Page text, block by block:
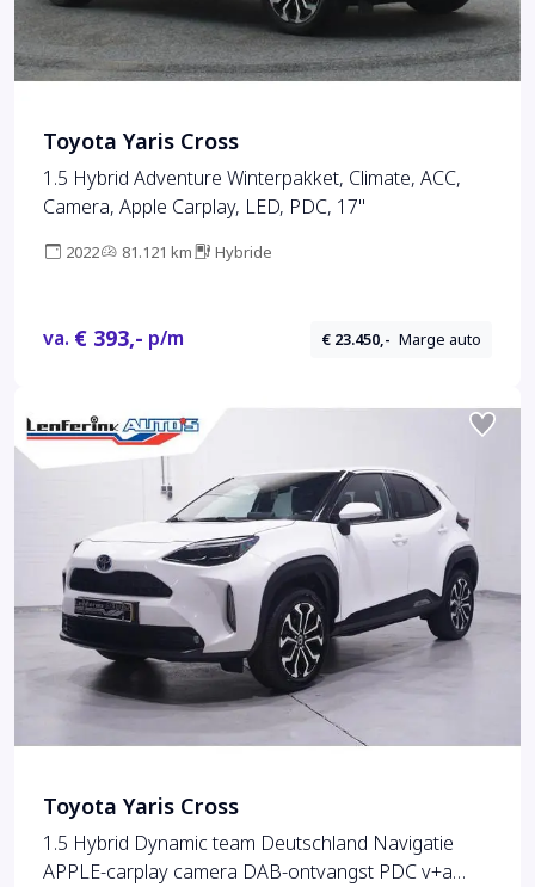
Toyota Yaris Cross
1.5 Hybrid Adventure Winterpakket, Climate, ACC,
Camera, Apple Carplay, LED, PDC, 17''
2022 81.121 km Hybride
va. € 393,- p/m € 23.450,- Marge auto
Toyota Yaris Cross
1.5 Hybrid Dynamic team Deutschland Navigatie
APPLE-carplay camera DAB-ontvangst PDC v+a